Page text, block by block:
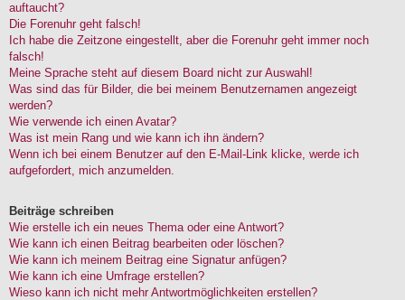
auftaucht?
Die Forenuhr geht falsch!
Ich habe die Zeitzone eingestellt, aber die Forenuhr geht immer noch
falsch!
Meine Sprache steht auf diesem Board nicht zur Auswahl!
Was sind das für Bilder, die bei meinem Benutzernamen angezeigt
werden?
Wie verwende ich einen Avatar?
Was ist mein Rang und wie kann ich ihn ändern?
Wenn ich bei einem Benutzer auf den E-Mail-Link klicke, werde ich
aufgefordert, mich anzumelden.
Beiträge schreiben
Wie erstelle ich ein neues Thema oder eine Antwort?
Wie kann ich einen Beitrag bearbeiten oder löschen?
Wie kann ich meinem Beitrag eine Signatur anfügen?
Wie kann ich eine Umfrage erstellen?
Wieso kann ich nicht mehr Antwortmöglichkeiten erstellen?